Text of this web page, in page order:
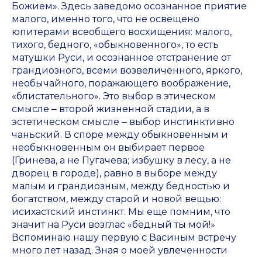
Божием». Здесь заведомо осознанное приятие
малого, именно того, что не освещено
юпитерами всеобщего восхищения: малого,
тихого, бедного, «обыкновенного», то есть
матушки Руси, и осознанное отстранение от
грандиозного, всеми возвеличенного, яркого,
необычайного, поражающего воображение,
«блистательного». Это выбор в этическом
смысле ‒ второй жизненной стадии, а в
эстетическом смысле ‒ выбор инстинктивно
чаньский. В споре между обыкновенным и
необыкновенным он выбирает первое
(Гринева, а не Пугачева; избушку в лесу, а не
дворец в городе), равно в выборе между
малым и грандиозным, между бедностью и
богатством, между старой и новой вещью:
исихастский инстинкт. Мы еще помним, что
значит на Руси возглас «бедный ты мой!»
Вспоминаю нашу первую с Васиным встречу
много лет назад. Зная о моей увлеченности